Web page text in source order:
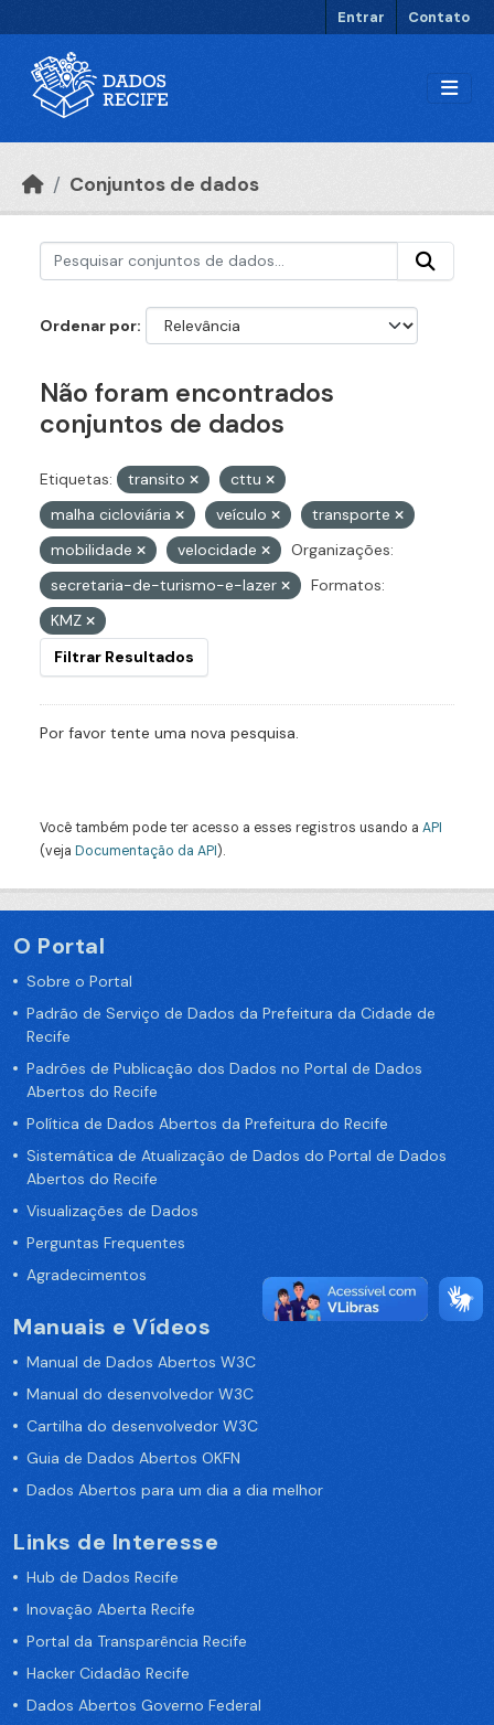
Entrar Contato
Conjuntos de dados
Ordenar por
Não foram encontrados
conjuntos de dados
Etiquetas: transito
cttu
malha cicloviária
veículo
transporte
mobilidade
velocidade
Organizações:
secretaria-de-turismo-e-lazer
Formatos:
KMZ
Filtrar Resultados
Por favor tente uma nova pesquisa.
Você também pode ter acesso a esses registros usando a API
(veja Documentação da API).
O Portal
Sobre o Portal
Padrão de Serviço de Dados da Prefeitura da Cidade de
Recife
Padrões de Publicação dos Dados no Portal de Dados
Abertos do Recife
Política de Dados Abertos da Prefeitura do Recife
Sistemática de Atualização de Dados do Portal de Dados
Abertos do Recife
Visualizações de Dados
Perguntas Frequentes
Agradecimentos
Manuais e Vídeos
Manual de Dados Abertos W3C
Manual do desenvolvedor W3C
Cartilha do desenvolvedor W3C
Guia de Dados Abertos OKFN
Dados Abertos para um dia a dia melhor
Links de Interesse
Hub de Dados Recife
Inovação Aberta Recife
Portal da Transparência Recife
Hacker Cidadão Recife
Dados Abertos Governo Federal